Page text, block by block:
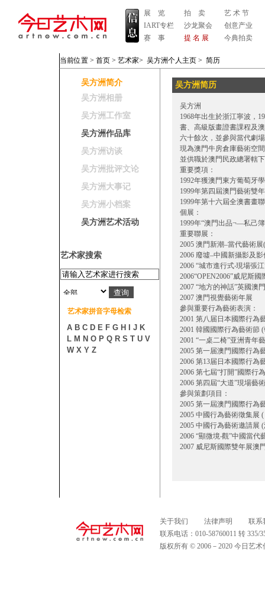
展 览
IART专栏
赛 事
拍 卖
沙龙聚会
提 名 展
艺 术 节
创意产业
今典拍卖
当前位置 > 首页 > 艺术家> 吴方洲个人主页 > 简历
吴方洲简介
吴方洲相册
吴方洲工作室
吴方洲作品库
吴方洲访谈
吴方洲批评文论
吴方洲大事记
吴方洲小档案
吴方洲艺术活动
艺术家搜索
艺术家拼音字母检索
A B C D E F G H J K
L M N O P Q R S T U V
W X Y Z
吴方洲简历
吴方洲
1968年出生於浙江寧波，
書、高級版畫證書課程及
六十餘次，並參與當代劇
現為澳門牛房倉庫藝術空
並供職於澳門民政總署轄
重要獎項：
1992年獲澳門東方葡萄牙
1999年第四屆澳門藝術雙
1999年第十六屆全澳書畫
個展：
1999年“澳門出品¬—私己
重要聯展：
2005 澳門新潮–當代藝術
2006 廢墟–中國新攝影及
2006 “城市進行式‧現場張
2006“OPEN2006”威尼斯
2007 “地方的神話”英國澳
2007 澳門視覺藝術年展
參與重要行為藝術表演：
2001 第八届日本國際行為
2001 韓國國際行為藝術節
2001 “一桌二椅”亚洲青年
2005 第一届澳門國際行為
2006 第13届日本國際行為
2006 第七屆“打開”國際行
2006 第四屆“大道”現場藝
參與策劃項目：
2005 第一屆澳門國際行為
2005 中國行為藝術徵集展
2005 中國行為藝術邀請展
2006 “顯微境‧觀”中國當
2007 威尼斯國際雙年展澳
关于我们 法律声明
联系
联系电话：010-58760011 转
版权所有 © 2006－2020 今日艺